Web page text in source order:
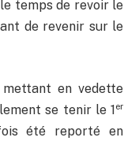
temps de revoir le
de revenir sur le
en vedette
se tenir le 1 er
été reporté en